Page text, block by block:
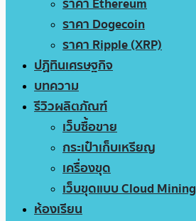
ราคา Dogecoin
ราคา Ripple (XRP)
ปฏิทินเศรษฐกิจ
บทความ
รีวิวผลิตภัณฑ์
เว็บซื้อขาย
กระเป๋าเก็บเหรียญ
เครื่องขุด
เว็บขุดแบบ Cloud Mining
ห้องเรียน